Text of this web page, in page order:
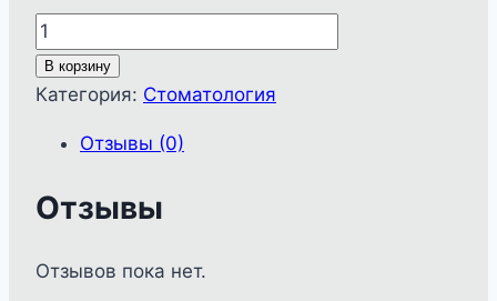
Количество
товара
Стоматология
В корзину
Категория: Стоматология
Отзывы (0)
Отзывы
Отзывов пока нет.